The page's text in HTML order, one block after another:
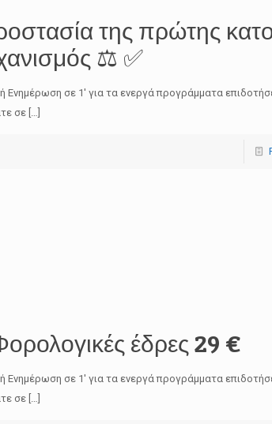
της πρώτης
⚖️ ✅
σε 1′ για τα ενεργά προγράμματα
σε[…]
έδρες 29 €
σε 1′ για τα ενεργά προγράμματα
σε[…]